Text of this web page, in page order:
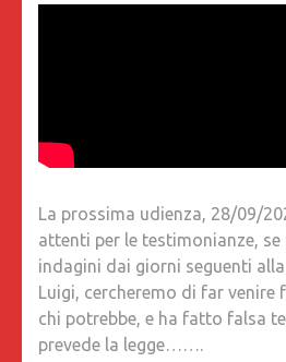
La prossima udienza, 28/09/
attenti per le testimonianze,
indagini dai giorni seguenti
Luigi, cercheremo di far venire
chi potrebbe, e ha fatto falsa
prevede la legge…….